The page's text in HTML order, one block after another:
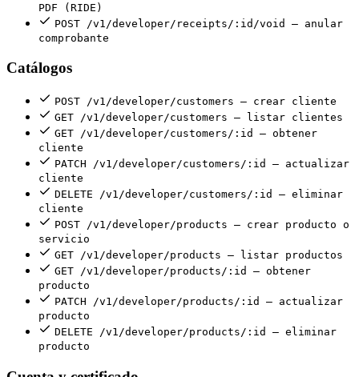
PDF (RIDE)
POST /v1/developer/receipts/:id/void — anular
comprobante
Catálogos
POST /v1/developer/customers — crear cliente
GET /v1/developer/customers — listar clientes
GET /v1/developer/customers/:id — obtener
cliente
PATCH /v1/developer/customers/:id — actualizar
cliente
DELETE /v1/developer/customers/:id — eliminar
cliente
POST /v1/developer/products — crear producto o
servicio
GET /v1/developer/products — listar productos
GET /v1/developer/products/:id — obtener
producto
PATCH /v1/developer/products/:id — actualizar
producto
DELETE /v1/developer/products/:id — eliminar
producto